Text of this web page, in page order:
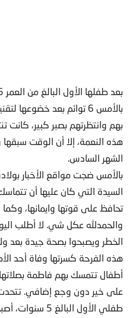
بهم وانتظرتهم بصبر كبير، كانت
هذه النعمة، إلا أن الوقت
الشهر السادس.
السيدة التي كان عليها أن تتماسك
تحافظ على قوتها وايمانها، وكما
والحمدلله عكل شي. لا أطلب
الخطر ويصبحوا بصحة جيدة بعد
أطفال تتمسك بهم فاطمة
على خير دون وجع إضافي. تتحدت
طفلي الأول